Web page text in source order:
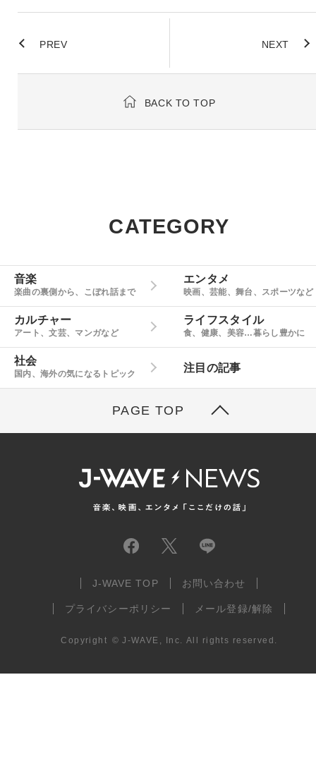
PREV NEXT
BACK TO TOP
CATEGORY
音楽
楽曲の裏側から、こぼれ話まで
エンタメ
映画、芸能、舞台、スポーツなど
カルチャー
アート、文芸、マンガなど
ライフスタイル
食、健康、美容…暮らし豊かに
社会
国内、海外の気になるトピック
注目の記事
PAGE TOP
J-WAVE TOP お問い合わせ
プライバシーポリシー メール登録/解除
Copyright © J-WAVE, Inc. All rights reserved.